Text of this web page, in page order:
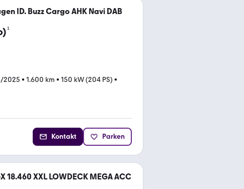
ID. Buzz Cargo AHK Navi DAB
¹
2025 • 1.600 km • 150 kW (204 PS) •
Kontakt Parken
18.460 XXL LOWDECK MEGA ACC